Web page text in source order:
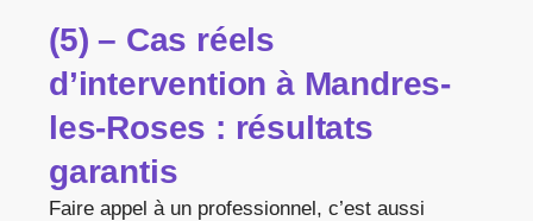
(5) – Cas réels
d’intervention à Mandres-
les-Roses : résultats
garantis
Faire appel à un professionnel, c’est aussi